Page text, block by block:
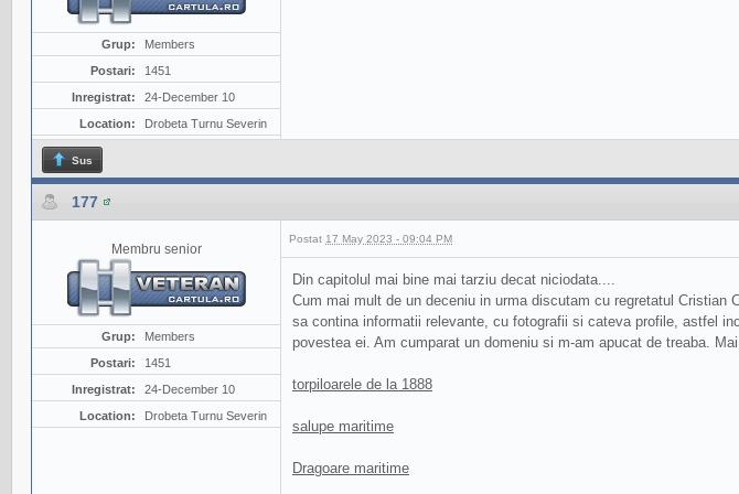
Grup:
Members
Postari:
1451
Inregistrat:
24-December 10
Location:
Drobeta Turnu Severin
Sus
177
Membru senior
Grup:
Members
Postari:
1451
Inregistrat:
24-December 10
Location:
Drobeta Turnu Severin
Postat 17 May 2023 - 09:04 PM
Din capitolul mai bine mai tarziu decat niciodata....
Cum mai mult de un deceniu in urma discutam cu regretatul Cristian
sa contina informatii relevante, cu fotografii si cateva profile, astfel
povestea ei. Am cumparat un domeniu si m-am apucat de treaba.
torpiloarele de la 1888
salupe maritime
Dragoare maritime